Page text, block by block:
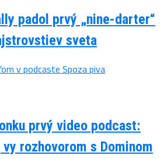
padol prvý „nine-darter“
sveta
prvý video podcast:
rozhovorom s Dominom